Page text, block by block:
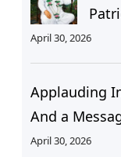
April 30, 2026
Applauding
And a
April 30, 2026